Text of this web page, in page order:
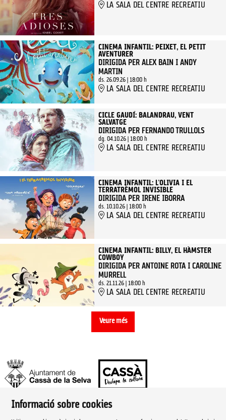
LA SALA DEL CENTRE RECREATIU
CINEMA INFANTIL: PEIXET, EL PETIT
AVENTURER
DIRIGIDA PER ALEX BAIN I ANDY
MARTIN
ds. 26.09.26| 18:00 h
LA SALA DEL CENTRE RECREATIU
CICLE GAUDÍ: BALANDRAU, VENT
SALVATGE
DIRIGIDA PER FERNANDO TRULLOLS
dg. 04.10.26| 18:00 h
LA SALA DEL CENTRE RECREATIU
CINEMA INFANTIL: L'OLIVIA I EL
TERRATRÈMOL INVISIBLE
DIRIGIDA PER IRENE IBORRA
ds. 10.10.26| 18:00 h
LA SALA DEL CENTRE RECREATIU
CINEMA INFANTIL: BILLY, EL HÀMSTER
COWBOY
DIRIGIDA PER ANTOINE ROTA I CAROLINE
MURRELL
ds. 21.11.26| 18:00 h
LA SALA DEL CENTRE RECREATIU
Veure més
Ajuntament de Cassà de la Selva | Àrea de cultura
Informació sobre cookies